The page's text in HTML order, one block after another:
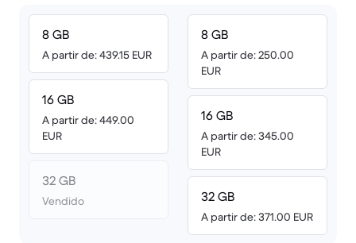
8 GB
A partir de: 439.15 EUR
16 GB
A partir de: 449.00
EUR
32 GB
Vendido
8 GB
A partir de: 250.00
EUR
16 GB
A partir de: 345.00
EUR
32 GB
A partir de: 371.00 EUR